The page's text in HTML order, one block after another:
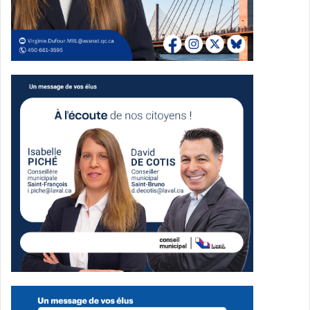
fiers de collaborer dans les projets qui ont un impact pour
l’ensemble des élèves », ajouteMalak Shublaq, vice-
présidente de la Coop micro fraîcheur.
Accompagnés par leur enseignant
élèves membres de la Coop micro fraîcheur mettront en
place le frigo solidaire. Le CEM, de son côté, assurera un
approvisionnement régulier avec deux livraisons par
semaine de produits frais ou congelés. Ces denrées
incluront des aliments invendus provenant de
supermarchés lavallois, des surplus de repas scolaires,
ainsi que des légumes récoltés au jardin du Marigot
agricole, situé à seulement 200 mètres du CQPEL.
Une réponse concrète aux besoins alimentaires
« Ce type d’initiative donne un accès direct à des aliments